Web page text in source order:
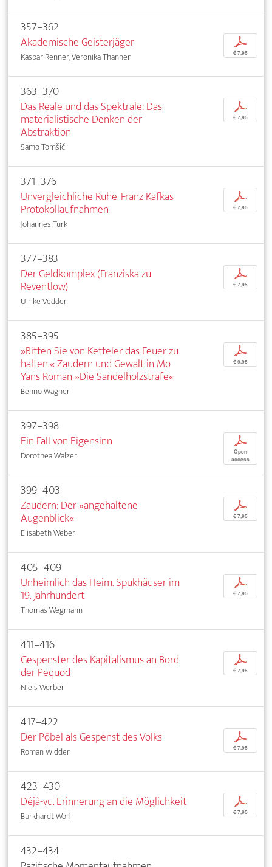
357–362
Akademische Geisterjäger
Kaspar Renner, Veronika Thanner
p
€ 7,95
363–370
Das Reale und das Spektrale: Das
materialistische Denken der
Abstraktion
Samo Tomšič
p
€ 7,95
371–376
Unvergleichliche Ruhe. Franz Kafkas
Protokollaufnahmen
Johannes Türk
p
€ 7,95
377–383
Der Geldkomplex (Franziska zu
Reventlow)
Ulrike Vedder
p
€ 7,95
385–395
»Bitten Sie von Ketteler das Feuer zu
halten.« Zaudern und Gewalt in Mo
Yans Roman »Die Sandelholzstrafe«
Benno Wagner
p
€ 9,95
397–398
Ein Fall von Eigensinn
Dorothea Walzer
p
Open
access
399–403
Zaudern: Der »angehaltene
Augenblick«
Elisabeth Weber
p
€ 7,95
405–409
Unheimlich das Heim. Spukhäuser im
19. Jahrhundert
Thomas Wegmann
p
€ 7,95
411–416
Gespenster des Kapitalismus an Bord
der Pequod
Niels Werber
p
€ 7,95
417–422
Der Pöbel als Gespenst des Volks
Roman Widder
p
€ 7,95
423–430
Déjà-vu. Erinnerung an die Möglichkeit
Burkhardt Wolf
p
€ 7,95
432–434